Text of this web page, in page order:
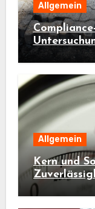
Allgemein
Allgemein
Kern und
Industrie